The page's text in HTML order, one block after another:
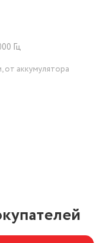
Гц
от аккумулятора